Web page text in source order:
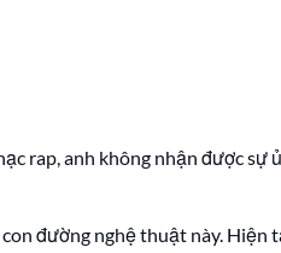
rap, anh không nhận được sự
đường nghệ thuật này. Hiện